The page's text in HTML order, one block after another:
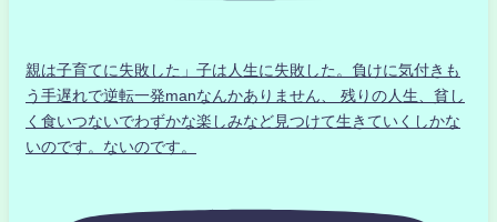
親は子育てに失敗した」子は人生に失敗した。負けに気付きも
う手遅れで逆転一発manなんかありません、 残りの人生、貧し
く食いつないでわずかな楽しみなど見つけて生きていくしかな
いのです。ないのです。